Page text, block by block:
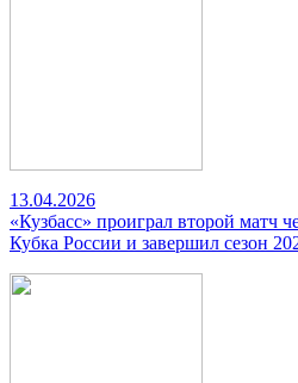
13.04.2026
«Кузбасс» проиграл второй матч
Кубка России и завершил сезон